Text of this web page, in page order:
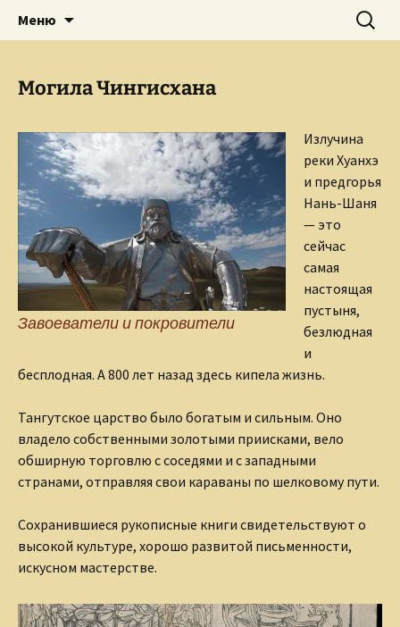
Сайт Ольги Грибановой
Творческое пространство писателя,
поэта, публициста, литературоведа
Меню Найти:
Могила Чингисхана
Завоеватели и покровители
Излучина
реки Хуанхэ
и предгорья
Нань-Шаня
— это
сейчас
самая
настоящая
пустыня,
безлюдная
и
бесплодная. А 800 лет назад здесь кипела жизнь.
Тангутское царство было богатым и сильным. Оно
владело собственными золотыми приисками, вело
обширную торговлю с соседями и с западными
странами, отправляя свои караваны по шелковому пути.
Сохранившиеся рукописные книги свидетельствуют о
высокой культуре, хорошо развитой письменности,
искусном мастерстве.